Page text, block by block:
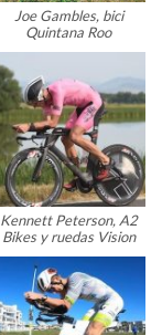
Joe Gambles, bici
Quintana Roo
Kennett Peterson, A2
Bikes y ruedas Vision